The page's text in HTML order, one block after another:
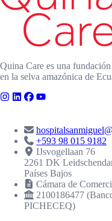
Quina Care es una
en la selva amazónica de
+593 98 015 9182
IJsvogellaan 76
2261 DK
Países Bajos
Cámara de
2100186477
PICHECEQ)